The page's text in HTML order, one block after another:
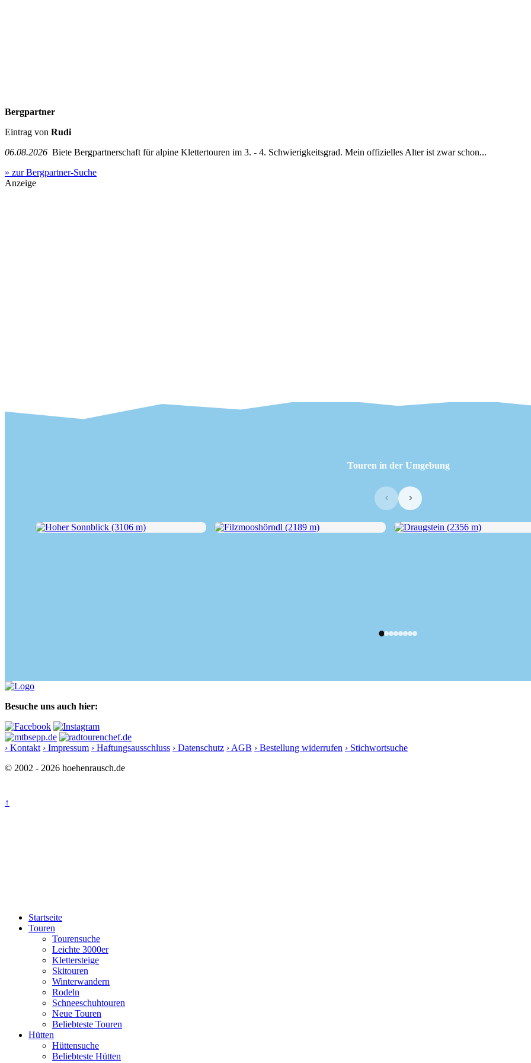
Bergpartner
Eintrag von Rudi
06.08.2026 Biete Bergpartnerschaft für alpine Klettertouren im 3. - 4. Schwierigkeitsgrad. Mein offizielles Alter ist zwar schon...
» zur Bergpartner-Suche
Anzeige
Touren in der Umgebung
‹ ›
Besuche uns auch hier:
› Kontakt › Impressum › Haftungsausschluss › Datenschutz › AGB › Bestellung widerrufen › Stichwortsuche
© 2002 - 2026 hoehenrausch.de
↑
Startseite
Touren
Tourensuche
Leichte 3000er
Klettersteige
Skitouren
Winterwandern
Rodeln
Schneeschuhtouren
Neue Touren
Beliebteste Touren
Hütten
Hüttensuche
Beliebteste Hütten